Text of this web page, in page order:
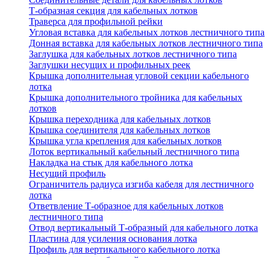
Т-образная секция для кабельных лотков
Траверса для профильной рейки
Угловая вставка для кабельных лотков лестничного типа
Донная вставка для кабельных лотков лестничного типа
Заглушка для кабельных лотков лестничного типа
Заглушки несущих и профильных реек
Крышка дополнительная угловой секции кабельного
лотка
Крышка дополнительного тройника для кабельных
лотков
Крышка переходника для кабельных лотков
Крышка соединителя для кабельных лотков
Крышка угла крепления для кабельных лотков
Лоток вертикальный кабельный лестничного типа
Накладка на стык для кабельного лотка
Несущий профиль
Ограничитель радиуса изгиба кабеля для лестничного
лотка
Ответвление Т-образное для кабельных лотков
лестничного типа
Отвод вертикальный Т-образный для кабельного лотка
Пластина для усиления основания лотка
Профиль для вертикального кабельного лотка